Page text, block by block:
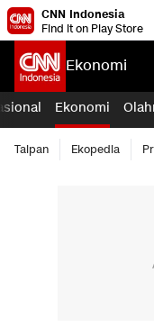
CNN Indonesia
Find it on Play Store
Ekonomi
Ekonomi
Taipan Ekopedia